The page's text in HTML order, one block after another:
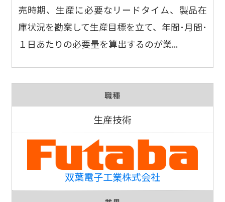
売時期、生産に必要なリードタイム、製品在
庫状況を勘案して生産目標を立て、年間･月間･
１日あたりの必要量を算出するのが業...
職種
生産技術
双葉電子工業株式会社